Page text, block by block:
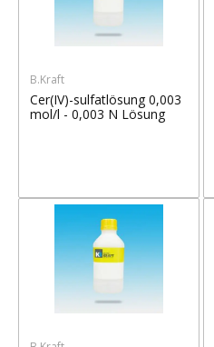
B.Kraft
Cer(IV)-sulfatlösung 0,003
mol/l - 0,003 N Lösung